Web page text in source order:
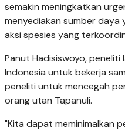
semakin meningkatkan
menyediakan sumber daya
aksi spesies yang
Panut Hadisiswoyo,
Indonesia untuk bekerja
peneliti untuk mencegah
orang utan Tapanuli.
"Kita dapat meminimalkan